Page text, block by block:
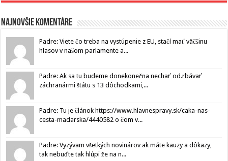
Najnovšie komentáre
Padre: Viete čo treba na vystúpenie z EU, stačí mať väčšinu
hlasov v našom parlamente a...
Padre: Ak sa tu budeme donekonečna nechať od.rbávať
záchranármi štátu s 13 dôchodkami,...
Padre: Tu je článok https://www.hlavnespravy.sk/caka-nas-
cesta-madarska/4440582 o čom v...
Padre: Vyzývam všetkých novinárov ak máte kauzy a dôkazy,
tak nebuďte tak hlúpi že na n...